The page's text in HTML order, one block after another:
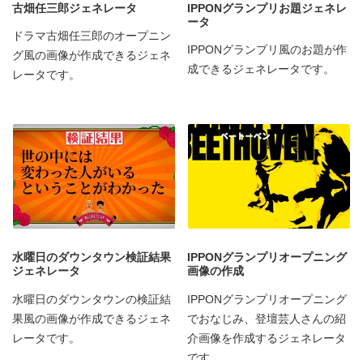
古畑任三郎ジェネレータ
ドラマ古畑任三郎のオープニン
グ風の画像が作成できるジェネ
レータです。
IPPONグランプリお題ジェネレ
ータ
IPPONグランプリ風のお題が作
成できるジェネレータです。
水曜日のダウンタウン検証結果
ジェネレータ
水曜日のダウンタウンの検証結
果風の画像が作成できるジェネ
レータです。
IPPONグランプリオープニング
画像の作成
IPPONグランプリオープニング
でおなじみ、登壇芸人さんの紹
介画像を作成するジェネレータ
です。